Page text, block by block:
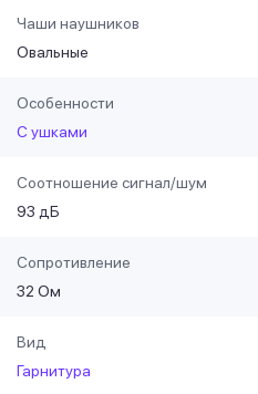
Чаши наушников
Овальные
Особенности
С ушками
Соотношение сигнал/шум
93 дБ
Сопротивление
32 Ом
Вид
Гарнитура